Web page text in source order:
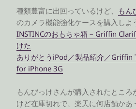
種類豊富に出回っているけど、 もん
のカメラ機能強化ケースを購入しよ
INSTINCのおもちゃ箱 – Griffin
けた
ありがとうiPod／製品紹介／Griffin
for iPhone 3G
もんびっけさんが購入されたとこ
けど在庫切れで、楽天に何店舗かあ